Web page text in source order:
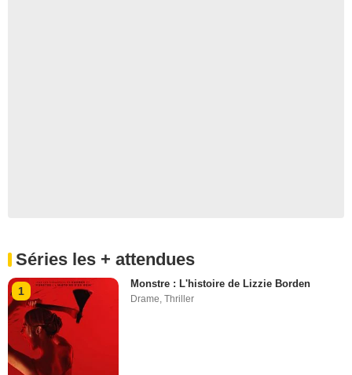
Séries les + attendues
1
Monstre : L'histoire de Lizzie Borden
Drame,Thriller